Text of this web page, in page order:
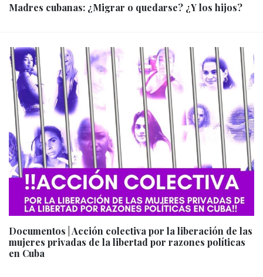
Madres cubanas: ¿Migrar o quedarse? ¿Y los hijos?
Documentos | Acción colectiva por la liberación de las
mujeres privadas de la libertad por razones políticas
en Cuba